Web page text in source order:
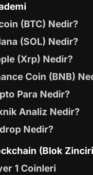
(BTC) Nedir?
(SOL) Nedir?
(Xrp) Nedir?
Coin (BNB)
Para Nedir?
Analiz Nedir?
Nedir?
(Blok
1 Coinleri